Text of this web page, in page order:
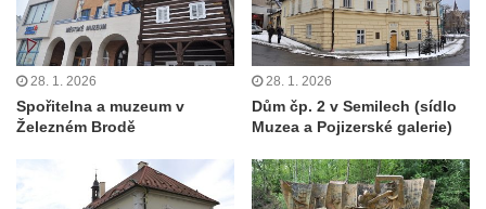
28. 1. 2026
Spořitelna a muzeum v
Železném Brodě
28. 1. 2026
Dům čp. 2 v Semilech (sídlo
Muzea a Pojizerské galerie)